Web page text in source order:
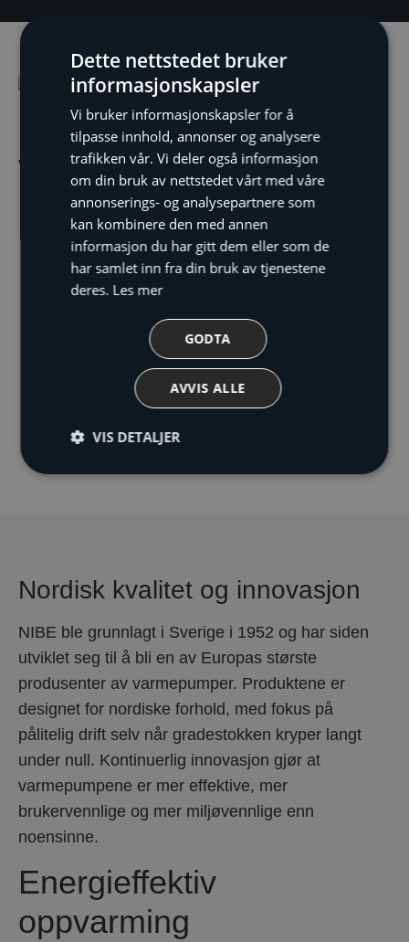
Hvorfor velge NIBE
varmepumper?
Utviklet for nordiske forhold – fungerer stabilt
selv i streng kulde
Energieffektive løsninger som kan redusere
strømforbruket med opptil 70–80 %
Bredt utvalg: luft-vann, bergvarme og
avtrekksvarmepumper
Moderne teknologi med smart styring via app
og smarthus-systemer
Lang levetid og høy driftssikkerhet
bærekraftige varmeløsninger
Nordisk kvalitet og innovasjon
NIBE ble grunnlagt i Sverige i 1952 og har siden
utviklet seg til å bli en av Europas største
produsenter av varmepumper. Produktene er
designet for nordiske forhold, med fokus på
pålitelig drift selv når gradestokken kryper langt
under null. Kontinuerlig innovasjon gjør at
varmepumpene er mer effektive, mer
brukervennlige og mer miljøvennlige enn
noensinne.
Energieffektiv
oppvarming
Dette nettstedet bruker
informasjonskapsler
Vi bruker informasjonskapsler for å
tilpasse innhold, annonser og analysere
trafikken vår. Vi deler også informasjon
om din bruk av nettstedet vårt med våre
annonserings- og analysepartnere som
kan kombinere den med annen
informasjon du har gitt dem eller som de
har samlet inn fra din bruk av tjenestene
deres. Les mer
GODTA
AVVIS ALLE
VIS DETALJER